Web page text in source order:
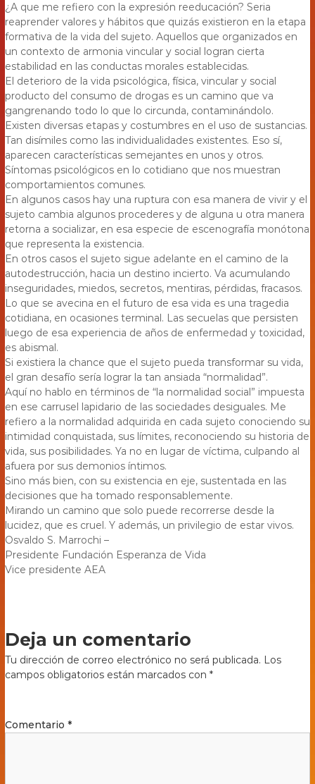
¿A que me refiero con la expresión reeducación? Seria
reaprender valores y hábitos que quizás existieron en la etapa
formativa de la vida del sujeto. Aquellos que organizados en
un contexto de armonia vincular y social logran cierta
estabilidad en las conductas morales establecidas.
El deterioro de la vida psicológica, física, vincular y social
producto del consumo de drogas es un camino que va
gangrenando todo lo que lo circunda, contaminándolo.
Existen diversas etapas y costumbres en el uso de sustancias.
Tan disímiles como las individualidades existentes. Eso sí,
aparecen características semejantes en unos y otros.
Síntomas psicológicos en lo cotidiano que nos muestran
comportamientos comunes.
En algunos casos hay una ruptura con esa manera de vivir y el
sujeto cambia algunos procederes y de alguna u otra manera
retorna a socializar, en esa especie de escenografía monótona
que representa la existencia.
En otros casos el sujeto sigue adelante en el camino de la
autodestrucción, hacia un destino incierto. Va acumulando
inseguridades, miedos, secretos, mentiras, pérdidas, fracasos.
Lo que se avecina en el futuro de esa vida es una tragedia
cotidiana, en ocasiones terminal. Las secuelas que persisten
luego de esa experiencia de años de enfermedad y toxicidad,
es abismal.
Si existiera la chance que el sujeto pueda transformar su vida,
el gran desafío sería lograr la tan ansiada “normalidad”.
Aquí no hablo en términos de “la normalidad social” impuesta
en ese carrusel lapidario de las sociedades desiguales. Me
refiero a la normalidad adquirida en cada sujeto conociendo su
intimidad conquistada, sus límites, reconociendo su historia de
vida, sus posibilidades. Ya no en lugar de víctima, culpando al
afuera por sus demonios íntimos.
Sino más bien, con su existencia en eje, sustentada en las
decisiones que ha tomado responsablemente.
Mirando un camino que solo puede recorrerse desde la
lucidez, que es cruel. Y además, un privilegio de estar vivos.
Osvaldo S. Marrochi –
Presidente Fundación Esperanza de Vida
Vice presidente AEA
Deja un comentario
Tu dirección de correo electrónico no será publicada. Los
campos obligatorios están marcados con *
Comentario *